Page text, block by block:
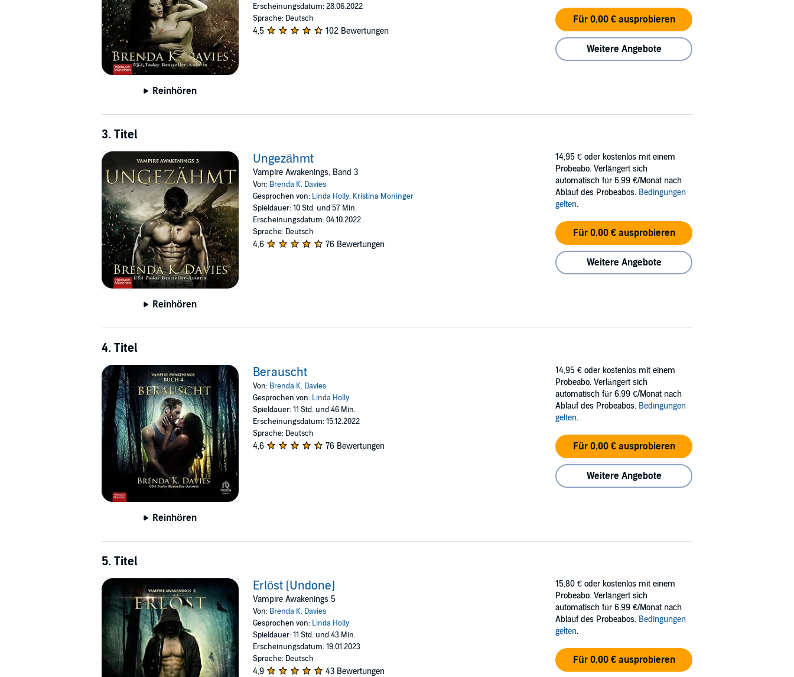
Reinhören
Erscheinungsdatum: 28.06.2022
Sprache: Deutsch
4,5 102 Bewertungen
Für 0,00 € ausprobieren
Weitere Angebote
3. Titel
Reinhören
Ungezähmt
Vampire Awakenings, Band 3
Von: Brenda K. Davies
Gesprochen von: Linda Holly, Kristina Moninger
Spieldauer: 10 Std. und 57 Min.
Erscheinungsdatum: 04.10.2022
Sprache: Deutsch
4,6 76 Bewertungen
14,95 € oder kostenlos mit einem
Probeabo. Verlängert sich
automatisch für 6,99 €/Monat nach
Ablauf des Probeabos. Bedingungen
gelten.
Für 0,00 € ausprobieren
Weitere Angebote
4. Titel
Reinhören
Berauscht
Von: Brenda K. Davies
Gesprochen von: Linda Holly
Spieldauer: 11 Std. und 46 Min.
Erscheinungsdatum: 15.12.2022
Sprache: Deutsch
4,6 76 Bewertungen
14,95 € oder kostenlos mit einem
Probeabo. Verlängert sich
automatisch für 6,99 €/Monat nach
Ablauf des Probeabos. Bedingungen
gelten.
Für 0,00 € ausprobieren
Weitere Angebote
5. Titel
Erlöst [Undone]
Vampire Awakenings 5
Von: Brenda K. Davies
Gesprochen von: Linda Holly
Spieldauer: 11 Std. und 43 Min.
Erscheinungsdatum: 19.01.2023
Sprache: Deutsch
4,9 43 Bewertungen
15,80 € oder kostenlos mit einem
Probeabo. Verlängert sich
automatisch für 6,99 €/Monat nach
Ablauf des Probeabos. Bedingungen
gelten.
Für 0,00 € ausprobieren